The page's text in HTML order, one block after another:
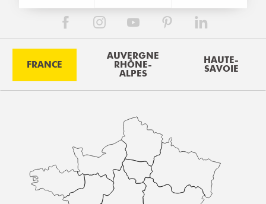
FRANCE
AUVERGNE
RHÔNE-
ALPES
HAUTE-
SAVOIE